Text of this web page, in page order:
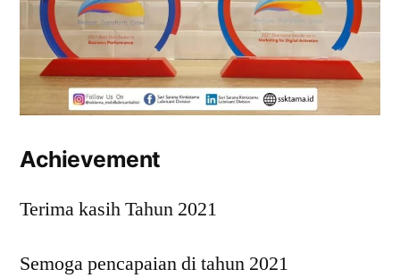
Achievement
Terima kasih Tahun 2021
Semoga pencapaian di tahun 2021